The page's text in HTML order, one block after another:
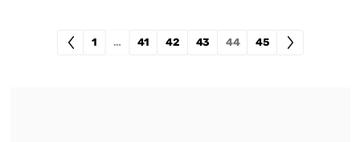
1 … 41 42 43 44 45